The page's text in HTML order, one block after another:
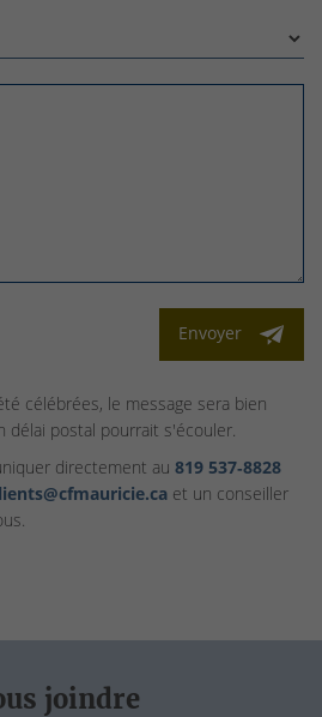
Envoyer
célébrées, le message sera bien
délai postal pourrait s'écouler.
directement au 819 537‑8828
et un conseiller
joindre